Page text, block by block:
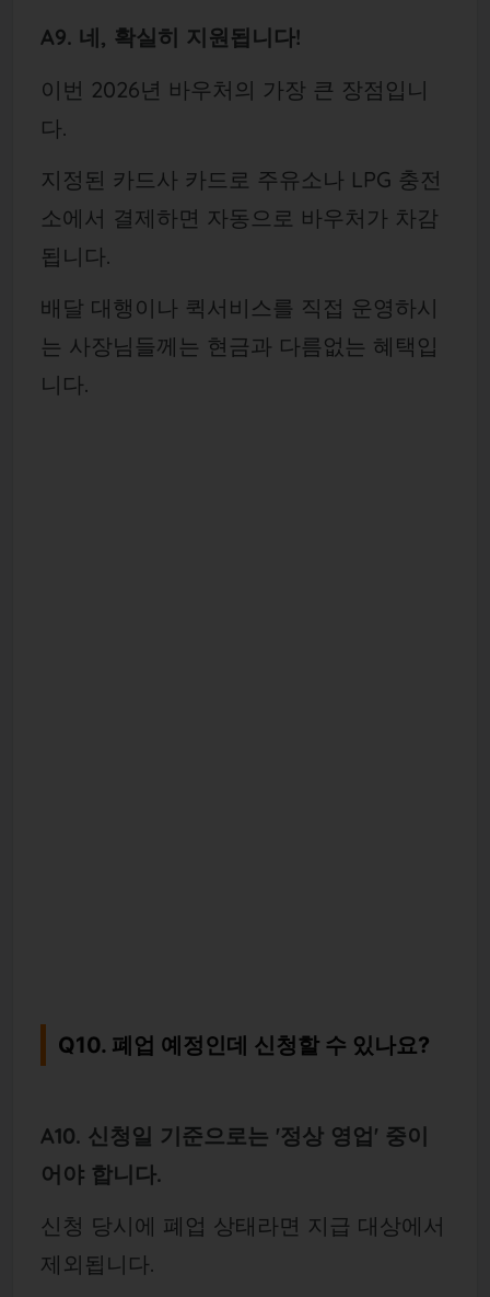
A9. 네, 확실히 지원됩니다!
이번 2026년 바우처의 가장 큰 장점입니
다.
지정된 카드사 카드로 주유소나 LPG 충전
소에서 결제하면 자동으로 바우처가 차감
됩니다.
배달 대행이나 퀵서비스를 직접 운영하시
는 사장님들께는 현금과 다름없는 혜택입
니다.
Q10. 폐업 예정인데 신청할 수 있나요?
A10. 신청일 기준으로는 '정상 영업' 중이
어야 합니다.
신청 당시에 폐업 상태라면 지급 대상에서
제외됩니다.